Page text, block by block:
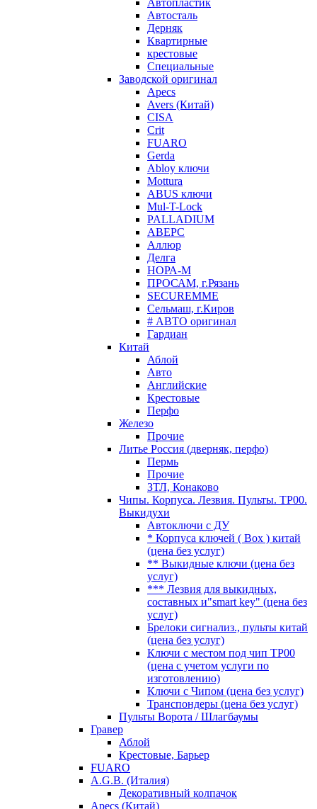
Автопластик
Автосталь
Дерняк
Квартирные
крестовые
Специальные
Заводской оригинал
Apecs
Avers (Китай)
CISA
Crit
FUARO
Gerda
Abloy ключи
Mottura
ABUS ключи
Mul-T-Lock
PALLADIUM
АВЕРС
Аллюр
Делга
НОРА-М
ПРОСАМ, г.Рязань
SECUREMME
Сельмаш, г.Киров
# АВТО оригинал
Гардиан
Китай
Аблой
Авто
Английские
Крестовые
Перфо
Железо
Прочие
Литье Россия (дверняк, перфо)
Пермь
Прочие
ЗТЛ, Конаково
Чипы. Корпуса. Лезвия. Пульты. TP00.
Выкидухи
Автоключи с ДУ
* Корпуса ключей ( Box ) китай
(цена без услуг)
** Выкидные ключи (цена без
услуг)
*** Лезвия для выкидных,
составных и"smart key" (цена без
услуг)
Брелоки сигнализ., пульты китай
(цена без услуг)
Ключи с местом под чип TP00
(цена с учетом услуги по
изготовлению)
Ключи с Чипом (цена без услуг)
Транспондеры (цена без услуг)
Пульты Ворота / Шлагбаумы
Гравер
Аблой
Крестовые, Барьер
FUARO
A.G.B. (Италия)
Декоративный колпачок
Apecs (Китай)